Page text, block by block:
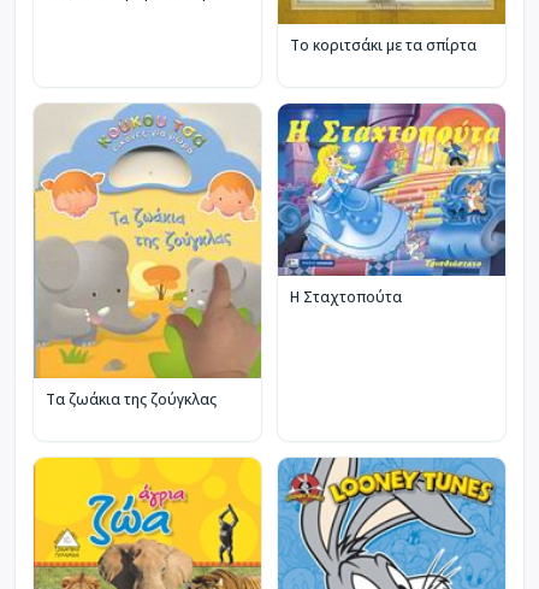
Το κοριτσάκι με τα σπίρτα
Τα ζωάκια της ζούγκλας
Η Σταχτοπούτα